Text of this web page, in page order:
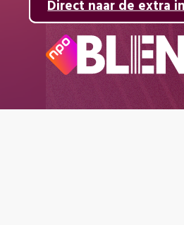
Direct naar de inhoud
Direct naar de
Direct naar de extra